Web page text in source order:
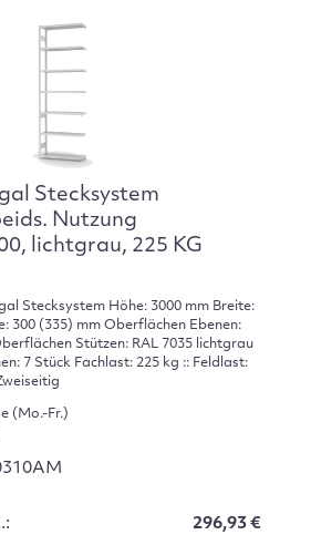
Stecksystem
Nutzung
lichtgrau, 225 KG
Stecksystem Höhe: 3000 mm Breite:
300 (335) mm Oberflächen Ebenen:
Stützen: RAL 7035 lichtgrau
7 Stück Fachlast: 225 kg :: Feldlast:
(Mo.-Fr.)
296,93 €